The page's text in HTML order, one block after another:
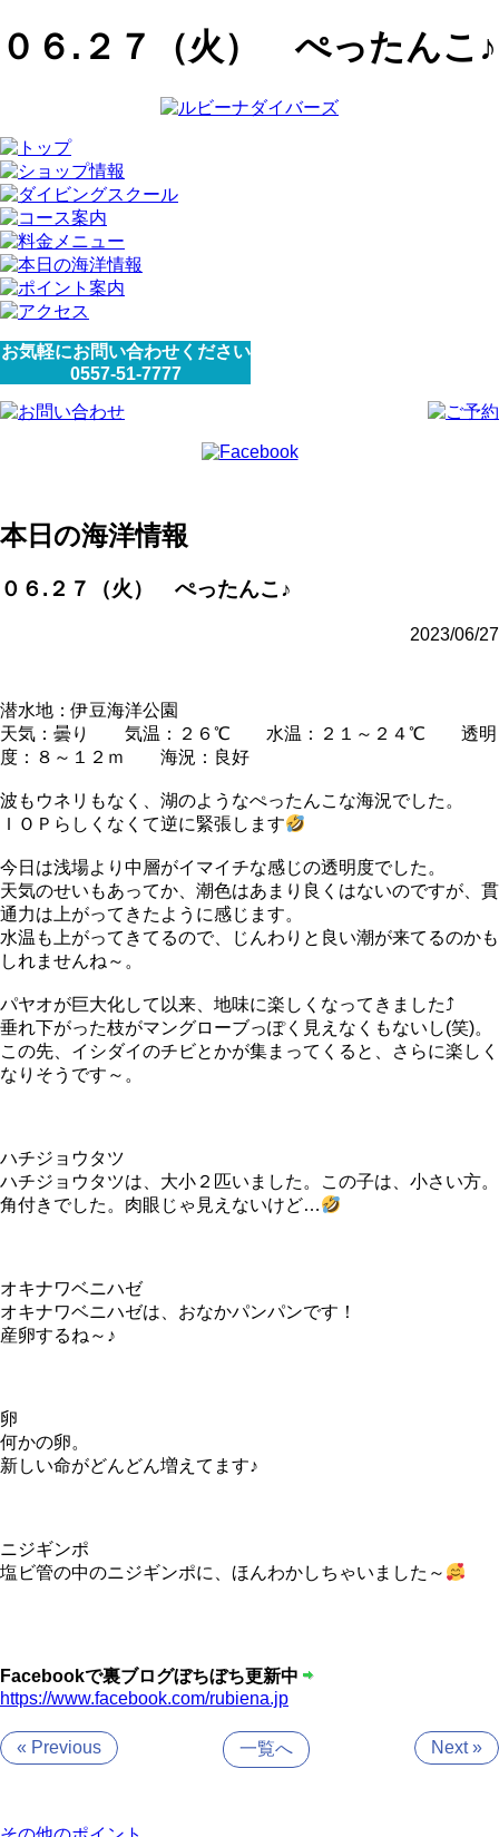
０６.２７（火） ぺったんこ♪
お気軽にお問い合わせください
0557-51-7777
本日の海洋情報
０６.２７（火） ぺったんこ♪
2023/06/27
潜水地：伊豆海洋公園
天気：曇り 気温：２６℃ 水温：２１～２４℃ 透明
度：８～１２ｍ 海況：良好
波もウネリもなく、湖のようなぺったんこな海況でした。
ＩＯＰらしくなくて逆に緊張します
今日は浅場より中層がイマイチな感じの透明度でした。
天気のせいもあってか、潮色はあまり良くはないのですが、貫
通力は上がってきたように感じます。
水温も上がってきてるので、じんわりと良い潮が来てるのかも
しれませんね～。
パヤオが巨大化して以来、地味に楽しくなってきました⤴
垂れ下がった枝がマングローブっぽく見えなくもないし(笑)。
この先、イシダイのチビとかが集まってくると、さらに楽しく
なりそうです～。
ハチジョウタツ
ハチジョウタツは、大小２匹いました。この子は、小さい方。
角付きでした。肉眼じゃ見えないけど…
オキナワベニハゼ
オキナワベニハゼは、おなかパンパンです！
産卵するね～♪
卵
何かの卵。
新しい命がどんどん増えてます♪
ニジギンポ
塩ビ管の中のニジギンポに、ほんわかしちゃいました～
Facebookで裏ブログぼちぼち更新中
https://www.facebook.com/rubiena.jp
« Previous 一覧へ Next »